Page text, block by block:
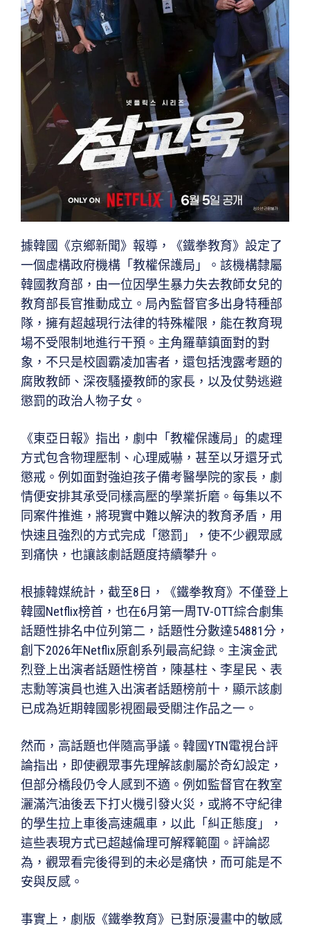
據韓國《京鄉新聞》報導，《鐵拳教育》設定了
一個虛構政府機構「教權保護局」。該機構隸屬
韓國教育部，由一位因學生暴力失去教師女兒的
教育部長官推動成立。局內監督官多出身特種部
隊，擁有超越現行法律的特殊權限，能在教育現
場不受限制地進行干預。主角羅華鎮面對的對
象，不只是校園霸凌加害者，還包括洩露考題的
腐敗教師、深夜騷擾教師的家長，以及仗勢逃避
懲罰的政治人物子女。
《東亞日報》指出，劇中「教權保護局」的處理
方式包含物理壓制、心理威嚇，甚至以牙還牙式
懲戒。例如面對強迫孩子備考醫學院的家長，劇
情便安排其承受同樣高壓的學業折磨。每集以不
同案件推進，將現實中難以解決的教育矛盾，用
快速且強烈的方式完成「懲罰」，使不少觀眾感
到痛快，也讓該劇話題度持續攀升。
根據韓媒統計，截至8日，《鐵拳教育》不僅登上
韓國Netflix榜首，也在6月第一周TV-OTT綜合劇集
話題性排名中位列第二，話題性分數達54881分，
創下2026年Netflix原創系列最高紀錄。主演金武
烈登上出演者話題性榜首，陳基柱、李星民、表
志勳等演員也進入出演者話題榜前十，顯示該劇
已成為近期韓國影視圈最受關注作品之一。
然而，高話題也伴隨高爭議。韓國YTN電視台評
論指出，即使觀眾事先理解該劇屬於奇幻設定，
但部分橋段仍令人感到不適。例如監督官在教室
灑滿汽油後丟下打火機引發火災，或將不守紀律
的學生拉上車後高速飆車，以此「糾正態度」，
這些表現方式已超越倫理可解釋範圍。評論認
為，觀眾看完後得到的未必是痛快，而可能是不
安與反感。
事實上，劇版《鐵拳教育》已對原漫畫中的敏感